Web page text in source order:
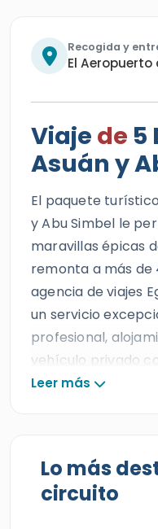
Recogida y
El Aeropuerto
Viaje de 5
Asuán y
El paquete
y Abu Simbel le
maravillas épicas
remonta a más de
agencia de viajes
un servicio
profesional,
vehículo privado
como se espera
presenciar la
de Egipto. Más
Leer más
Lo más
circuito